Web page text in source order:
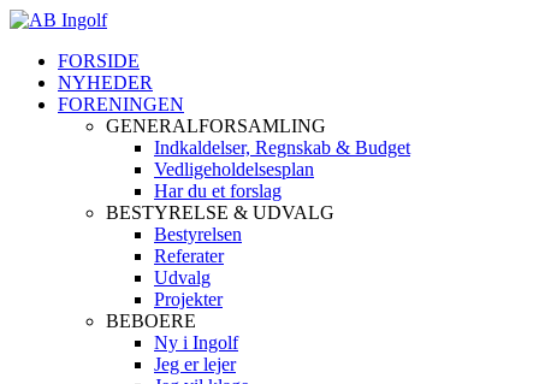
FORSIDE
NYHEDER
FORENINGEN
GENERALFORSAMLING
Indkaldelser, Regnskab & Budget
Vedligeholdelsesplan
Har du et forslag
BESTYRELSE & UDVALG
Bestyrelsen
Referater
Udvalg
Projekter
BEBOERE
Ny i Ingolf
Jeg er lejer